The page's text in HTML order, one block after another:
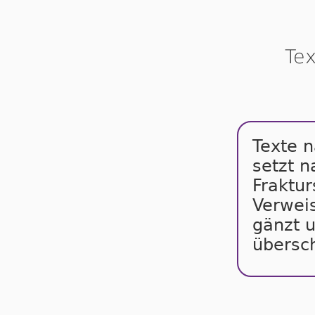
Texte
setzt
gänzt